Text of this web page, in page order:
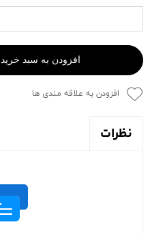
افزودن به سبد خرید
افزودن به علاقه مندی ها
نظرات